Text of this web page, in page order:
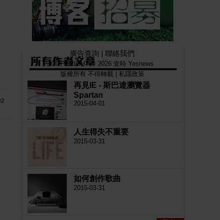
再見IE - 斯巴達瀏覽器
Spartan
2015-04-01
人生得失不重要
2015-03-31
如何創作歌曲
2015-03-31
廣告查詢 | 聯絡我們
COPYRIGHT © 2026 壹時 Yesnews
版權所有 不得轉載 | 私隱政策